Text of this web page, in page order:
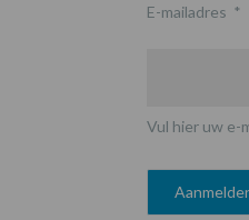
E-mailadres *
Vul hier uw e-